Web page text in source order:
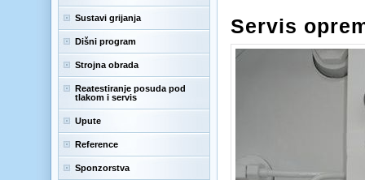
Sustavi grijanja
Dišni program
Strojna obrada
Reatestiranje posuda pod
tlakom i servis
Upute
Reference
Sponzorstva
Servis